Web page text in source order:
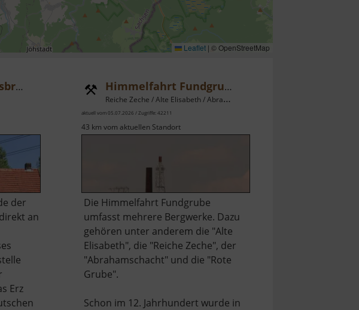
Leaflet | © OpenStreetMap
Alte Erzwäsche Halsbrücke
der
an
Erz
Himmelfahrt Fundgrube Freiberg
Reiche Zeche / Alte Elisabeth / Abrahamschacht / Rote Grube / Osterzgebirge
aktuell vom 05.07.2026 / Zugriffe: 42211
43 km vom aktuellen Standort
Die Himmelfahrt Fundgrube
umfasst mehrere Bergwerke. Dazu
gehören unter anderem die "Alte
Elisabeth", die "Reiche Zeche", der
"Abrahamschacht" und die "Rote
Grube".
Schon im 12. Jahrhundert wurde in